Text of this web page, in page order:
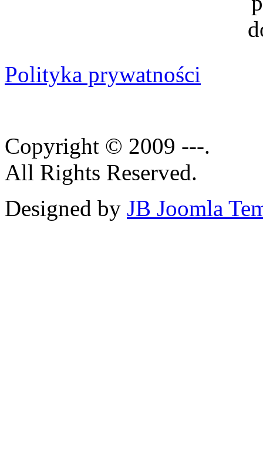
Polityka prywatności
Copyright © 2009 ---.
All Rights Reserved.
Designed by JB Joomla